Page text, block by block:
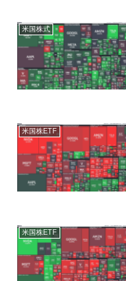
米国株式
米国株ETF
米国株ETF